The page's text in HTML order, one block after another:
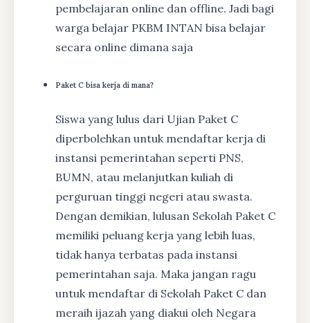
pembelajaran online dan offline. Jadi bagi
warga belajar PKBM INTAN bisa belajar
secara online dimana saja
Paket C bisa kerja di mana?
Siswa yang lulus dari Ujian Paket C
diperbolehkan untuk mendaftar kerja di
instansi pemerintahan seperti PNS,
BUMN, atau melanjutkan kuliah di
perguruan tinggi negeri atau swasta.
Dengan demikian, lulusan Sekolah Paket C
memiliki peluang kerja yang lebih luas,
tidak hanya terbatas pada instansi
pemerintahan saja. Maka jangan ragu
untuk mendaftar di Sekolah Paket C dan
meraih ijazah yang diakui oleh Negara